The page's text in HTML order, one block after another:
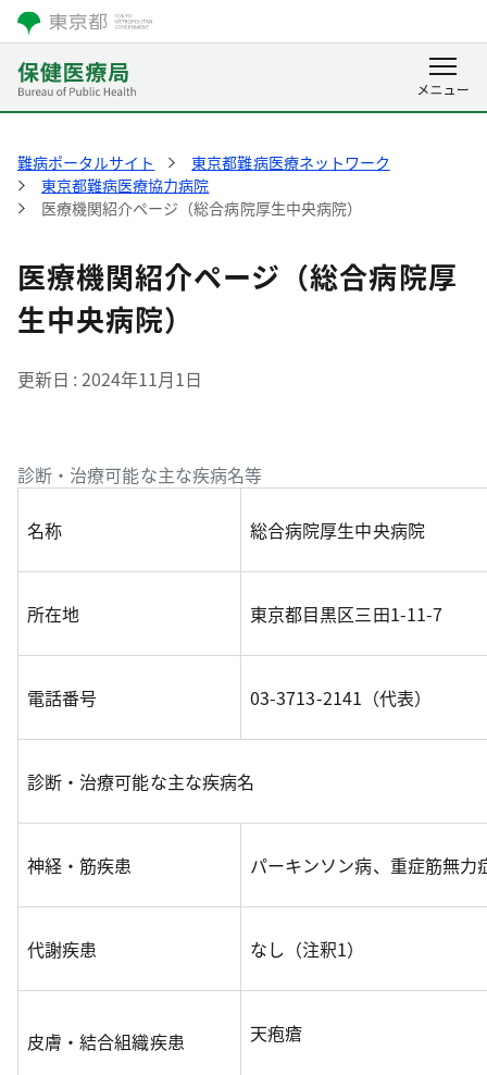
難病ポータルサイト
東京都難病医療ネットワーク
東京都難病医療協力病院
医療機関紹介ページ（総合病院厚生中央病院）
医療機関紹介ページ（総合病院厚
生中央病院）
更新日 2024年11月1日
診断・治療可能な主な疾病名等
名称 総合病院厚生中央病院
所在地 東京都目黒区三田1-11-7
電話番号 03-3713-2141（代表）
診断・治療可能な主な疾病名
神経・筋疾患 パーキンソン病、重症筋無力
代謝疾患 なし（注釈1）
皮膚・結合組織疾患 天疱瘡